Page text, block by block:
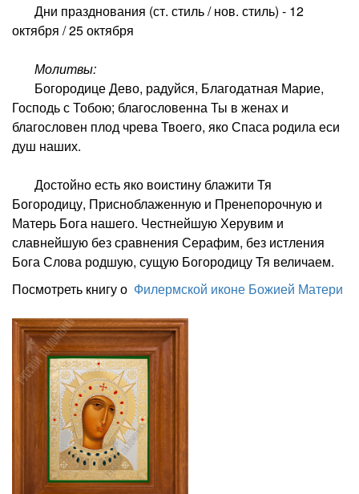
Дни празднования (ст. стиль / нов. стиль) - 12
октября / 25 октября
Молитвы:
Богородице Дево, радуйся, Благодатная Марие,
Господь с Тобою; благословенна Ты в женах и
благословен плод чрева Твоего, яко Спаса родила еси
душ наших.
Достойно есть яко воистину блажити Тя
Богородицу, Присноблаженную и Пренепорочную и
Матерь Бога нашего. Честнейшую Херувим и
славнейшую без сравнения Серафим, без истления
Бога Слова родшую, сущую Богородицу Тя величаем.
Посмотреть книгу о Филермской иконе Божией Матери